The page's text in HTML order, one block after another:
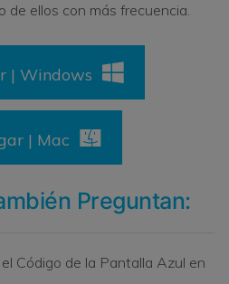
de ellos con más frecuencia.
| Windows
| Mac
Preguntan:
Código de la Pantalla Azul en